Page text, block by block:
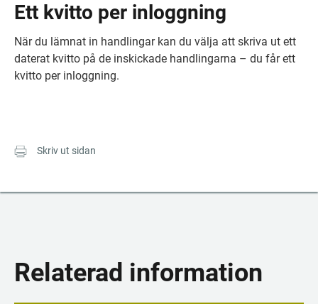
Ett kvitto per inloggning
När du lämnat in handlingar kan du välja att skriva ut ett
daterat kvitto på de inskickade handlingarna – du får ett
kvitto per inloggning.
Skriv ut sidan
Relaterad information